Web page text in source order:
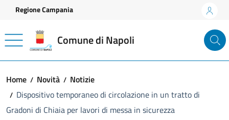
Vai ai contenuti
Vai al footer
Regione Campania
Comune di Napoli
Home Novità
Notizie
Dispositivo temporaneo di circolazione in un tratto di
Gradoni di Chiaia per lavori di messa in sicurezza